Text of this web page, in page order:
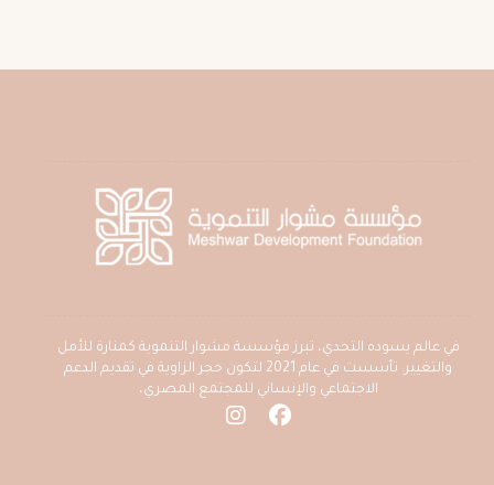
في عالم يسوده التحدي، تبرز مؤسسة مشوار التنموية كمنارة للأمل
والتغيير. تأسست في عام 2021 لتكون حجر الزاوية في تقديم الدعم
الاجتماعي والإنساني للمجتمع المصري،